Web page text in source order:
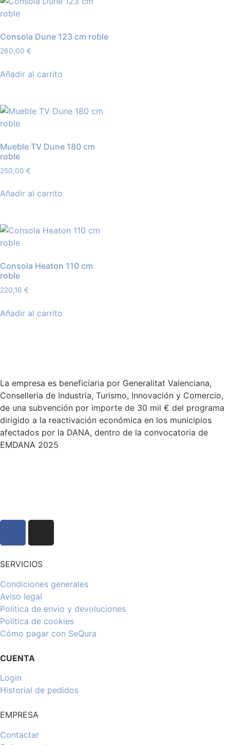
Consola Dune 123 cm roble
260,00 €
Añadir al carrito
Mueble TV Dune 180 cm
roble
250,00 €
Añadir al carrito
Consola Heaton 110 cm
roble
220,16 €
Añadir al carrito
La empresa es beneficiaria por Generalitat Valenciana,
Conselleria de Industria, Turismo, Innovación y Comercio,
de una subvención por importe de 30 mil € del programa
dirigido a la reactivación económica en los municipios
afectados por la DANA, dentro de la convocatoria de
EMDANA 2025
SERVICIOS
Condiciones generales
Aviso legal
Política de envío y devoluciones
Política de cookies
Cómo pagar con SeQura
CUENTA
Login
Historial de pedidos
EMPRESA
Contactar